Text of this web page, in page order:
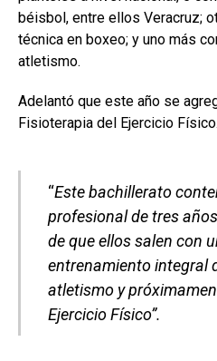
béisbol, entre ellos Veracruz;
técnica en boxeo; y uno más
atletismo.
Adelantó que este año se
Fisioterapia del Ejercicio Físico.
“Este bachillerato
profesional de tres
de que ellos salen con
entrenamiento integral
atletismo y
Ejercicio Físico”.